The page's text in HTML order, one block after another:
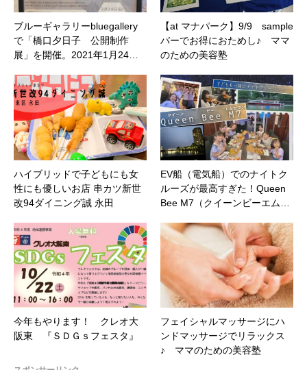
ブルーギャラリーbluegallery
で「橋口夕日子 公開制作
展」を開催。2021年1月24…
【at マナパーク】9/9 sample
バーでお得におためし♪ ママ
のための美容塾
ハイブリッドで子どもにも女
性にも優しいお店 串カツ新世
改94ダイニング誠 永田
EV船（電気船）でのナイトク
ルーズが最高すぎた！Queen
Bee M7（クイーンビーエム…
今年もやります！ クレオ大
阪東 『ＳＤＧｓフェスタ』
フェイシャルマッサージにハ
ンドマッサージでリラックス
♪ ママのための美容塾